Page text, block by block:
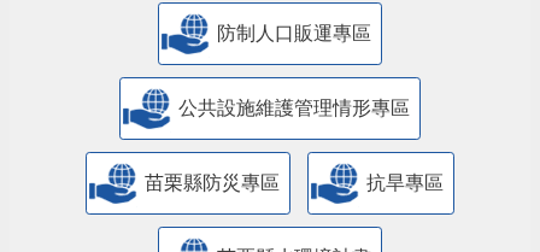
防制人口販運專區
​公共設施維護管理情形專區
苗栗縣防災專區 抗旱專區